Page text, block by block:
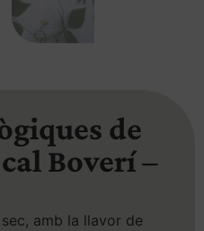
de
Boverí –
amb la llavor de